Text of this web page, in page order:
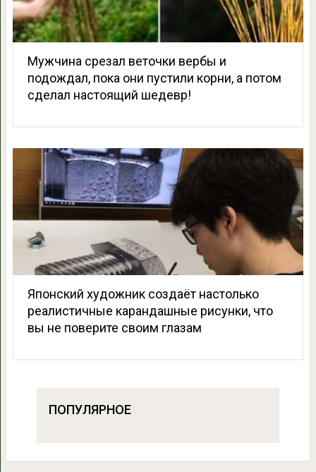
Мужчина срезал веточки вербы и
подождал, пока они пустили корни, а потом
сделал настоящий шедевр!
Японский художник создаёт настолько
реалистичные карандашные рисунки, что
вы не поверите своим глазам
ПОПУЛЯРНОЕ